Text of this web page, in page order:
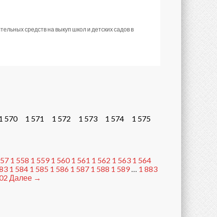
средств на выкуп школ и детских садов в
570 1 571 1 572 1 573 1 574 1 575
1 558 1 559 1 560 1 561 1 562 1 563 1 564
1 584 1 585 1 586 1 587 1 588 1 589… 1 883
Далее →